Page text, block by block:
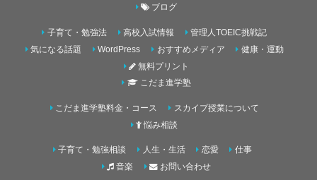
ブログ
子育て・勉強法 高校入試情報
管理人TOEIC挑戦記
気になる話題
WordPress おすすめメディア
健康・運動
無料プリント
こだま進学塾
こだま進学塾料金・コース
スカイプ授業について
悩み相談
子育て・勉強相談 人生・生活 恋愛
仕事
音楽
お問い合わせ